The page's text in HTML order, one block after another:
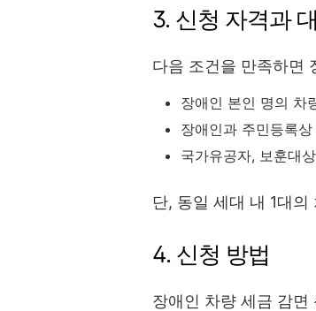
3. 신청 자격과
다음 조건을 만족하면
장애인 본인 명의 차
장애인과 주민등록
국가유공자, 보훈대
단, 동일 세대 내 1대
4. 신청 방법
장애인 차량 세금 감면